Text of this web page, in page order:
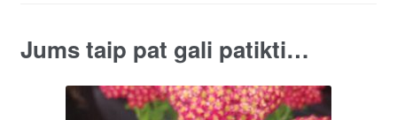
Jums taip pat gali patikti…